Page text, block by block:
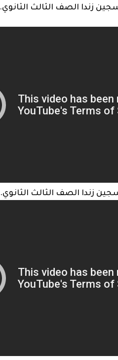
زندا الصف الثالث الثانوي.
زندا الصف الثالث الثانوي.